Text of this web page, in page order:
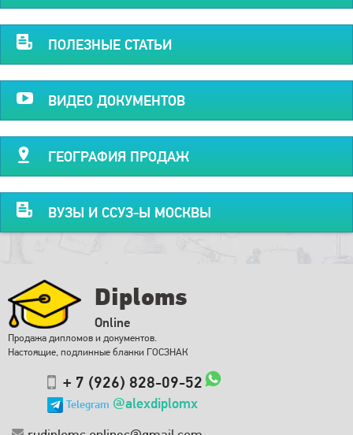
ПОЛЕЗНЫЕ СТАТЬИ
ВИДЕО ДОКУМЕНТОВ
ГЕОГРАФИЯ ПРОДАЖ
ВУЗЫ И ССУЗ-Ы МОСКВЫ
Diploms
Online
Продажа дипломов и документов.
Настоящие, подлинные бланки ГОСЗНАК
+ 7 (926) 828-09-52
Telegram @alexdiplomx